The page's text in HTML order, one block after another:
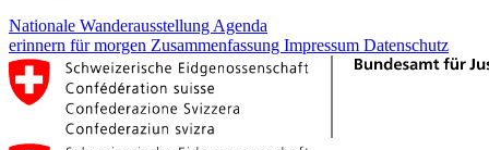
Nationale Wanderausstellung Agenda
erinnern für morgen Zusammenfassung Impressum Datenschutz